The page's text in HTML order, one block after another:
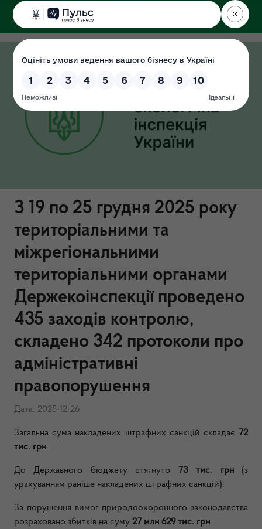
ДЕРЖЕКОІНСПЕКЦІЯ
З 19 по 25 грудня 2025 року
територіальними та
міжрегіональними
територіальними органами
Держекоінспекції проведено
435 заходів контролю,
складено 342 протоколи про
адміністративні
правопорушення
Дата: 2025-12-26
Загальна сума накладених штрафних санкцій складає 72
тис. грн.
До Державного бюджету стягнуто 73 тис. грн(з
урахуванням раніше накладених штрафних санкцій).
За порушення вимог природоохоронного законодавства
розраховано збитків на суму 27 млн 629 тис. грн.